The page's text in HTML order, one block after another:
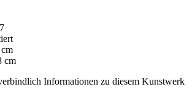
cm
Informationen zu diesem Kunstwerk